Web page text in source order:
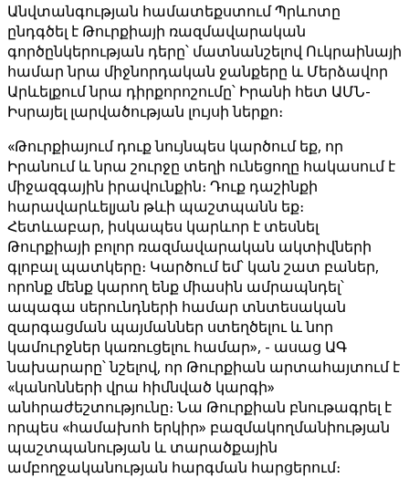
Անվտանգության համատեքստում Պրևոտը
ընդգծել է Թուրքիայի ռազմավարական
գործընկերության դերը՝ մատնանշելով Ուկրաինայի
համար նրա միջնորդական ջանքերը և Մերձավոր
Արևելքում նրա դիրքորոշումը՝ Իրանի հետ ԱՄՆ-
Իսրայել լարվածության լույսի ներքո։
«Թուրքիայում դուք նույնպես կարծում եք, որ
Իրանում և նրա շուրջը տեղի ունեցողը հակասում է
միջազգային իրավունքին։ Դուք դաշինքի
հարավարևելյան թևի պաշտպանն եք։
Հետևաբար, իսկապես կարևոր է տեսնել
Թուրքիայի բոլոր ռազմավարական ակտիվների
գլոբալ պատկերը։ Կարծում եմ՝ կան շատ բաներ,
որոնք մենք կարող ենք միասին ամրապնդել՝
ապագա սերունդների համար տնտեսական
զարգացման պայմաններ ստեղծելու և նոր
կամուրջներ կառուցելու համար», - ասաց ԱԳ
նախարարը՝ նշելով, որ Թուրքիան արտահայտում է
«կանոնների վրա հիմնված կարգի»
անհրաժեշտությունը։ Նա Թուրքիան բնութագրել է
որպես «համախոհ երկիր» բազմակողմանիության
պաշտպանության և տարածքային
ամբողջականության հարգման հարցերում։